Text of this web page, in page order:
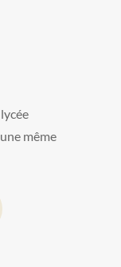
même